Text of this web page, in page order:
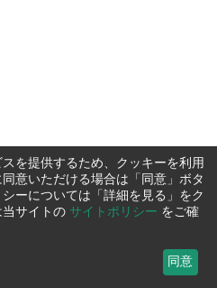
を提供するため、クッキーを利用
意いただける場合は「同意」ボタ
ーについては「詳細を見る」をク
当サイトの サイトポリシー をご確
同意